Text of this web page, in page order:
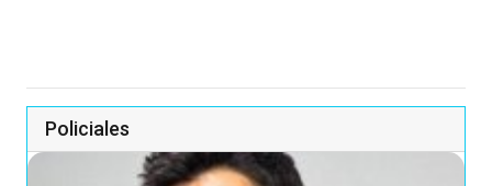
Policiales